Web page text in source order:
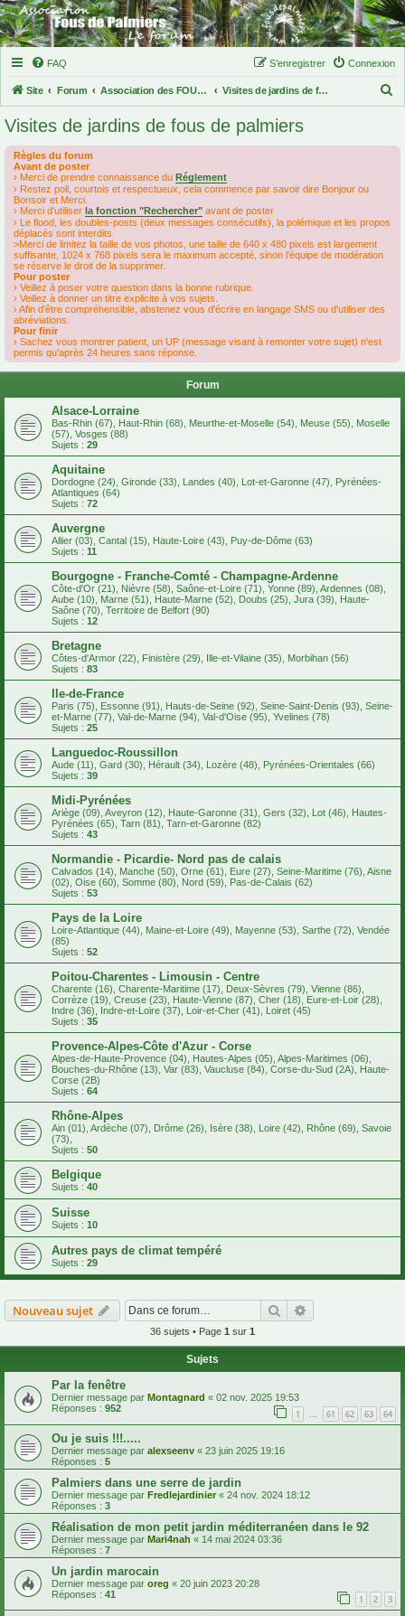
FAQ Connexion
S’enregistrer
Site Forum Association des FOUS DE PALMIERS Visites de jardins de fous de palmiers
Visites de jardins de fous de palmiers
Règles du forum
Avant de poster
› Merci de prendre connaissance du Réglement
› Restez poli, courtois et respectueux, cela commence par savoir dire Bonjour ou
Bonsoir et Merci.
› Merci d'utiliser la fonction "Rechercher" avant de poster
› Le flood, les doubles-posts (deux messages consécutifs), la polémique et les propos
déplacés sont interdits
>Merci de limitez la taille de vos photos, une taille de 640 x 480 pixels est largement
suffisante, 1024 x 768 pixels sera le maximum accepté, sinon l’équipe de modération
se réserve le droit de la supprimer.
Pour poster
› Veillez à poser votre question dans la bonne rubrique.
› Veillez à donner un titre explicite à vos sujets.
› Afin d'être compréhensible, abstenez vous d'écrire en langage SMS ou d'utiliser des
abréviations.
Pour finir
› Sachez vous montrer patient, un UP (message visant à remonter votre sujet) n'est
permis qu'après 24 heures sans réponse.
Forum
Alsace-Lorraine
Bas-Rhin (67), Haut-Rhin (68), Meurthe-et-Moselle (54), Meuse (55), Moselle
(57), Vosges (88)
Sujets : 29
Aquitaine
Dordogne (24), Gironde (33), Landes (40), Lot-et-Garonne (47), Pyrénées-
Atlantiques (64)
Sujets : 72
Auvergne
Allier (03), Cantal (15), Haute-Loire (43), Puy-de-Dôme (63)
Sujets : 11
Bourgogne - Franche-Comté - Champagne-Ardenne
Côte-d'Or (21), Nièvre (58), Saône-et-Loire (71), Yonne (89), Ardennes (08),
Aube (10), Marne (51), Haute-Marne (52), Doubs (25), Jura (39), Haute-
Saône (70), Territoire de Belfort (90)
Sujets : 12
Bretagne
Côtes-d'Armor (22), Finistère (29), Ille-et-Vilaine (35), Morbihan (56)
Sujets : 83
Ile-de-France
Paris (75), Essonne (91), Hauts-de-Seine (92), Seine-Saint-Denis (93), Seine-
et-Marne (77), Val-de-Marne (94), Val-d'Oise (95), Yvelines (78)
Sujets : 25
Languedoc-Roussillon
Aude (11), Gard (30), Hérault (34), Lozère (48), Pyrénées-Orientales (66)
Sujets : 39
Midi-Pyrénées
Ariège (09), Aveyron (12), Haute-Garonne (31), Gers (32), Lot (46), Hautes-
Pyrénées (65), Tarn (81), Tarn-et-Garonne (82)
Sujets : 43
Normandie - Picardie- Nord pas de calais
Calvados (14), Manche (50), Orne (61), Eure (27), Seine-Maritime (76), Aisne
(02), Oise (60), Somme (80), Nord (59), Pas-de-Calais (62)
Sujets : 53
Pays de la Loire
Loire-Atlantique (44), Maine-et-Loire (49), Mayenne (53), Sarthe (72), Vendée
(85)
Sujets : 52
Poitou-Charentes - Limousin - Centre
Charente (16), Charente-Maritime (17), Deux-Sèvres (79), Vienne (86),
Corrèze (19), Creuse (23), Haute-Vienne (87), Cher (18), Eure-et-Loir (28),
Indre (36), Indre-et-Loire (37), Loir-et-Cher (41), Loiret (45)
Sujets : 35
Provence-Alpes-Côte d'Azur - Corse
Alpes-de-Haute-Provence (04), Hautes-Alpes (05), Alpes-Maritimes (06),
Bouches-du-Rhône (13), Var (83), Vaucluse (84), Corse-du-Sud (2A), Haute-
Corse (2B)
Sujets : 64
Rhône-Alpes
Ain (01), Ardèche (07), Drôme (26), Isère (38), Loire (42), Rhône (69), Savoie
(73),
Sujets : 50
Belgique
Sujets : 40
Suisse
Sujets : 10
Autres pays de climat tempéré
Sujets : 29
Nouveau sujet Rechercher
36 sujets • Page 1 sur 1
Sujets
Par la fenêtre
Dernier message par Montagnard « 02 nov. 2025 19:53
Réponses : 952 1 … 61 62 63 64
Ou je suis !!!.....
Dernier message par alexseenv « 23 juin 2025 19:16
Réponses : 5
Palmiers dans une serre de jardin
Dernier message par Fredlejardinier« 24 nov. 2024 18:12
Réponses : 3
Réalisation de mon petit jardin méditerranéen dans le 92
Dernier message par Mari4nah « 14 mai 2024 03:36
Réponses : 7
Un jardin marocain
Dernier message par oreg « 20 juin 2023 20:28
Réponses : 41 1 2 3